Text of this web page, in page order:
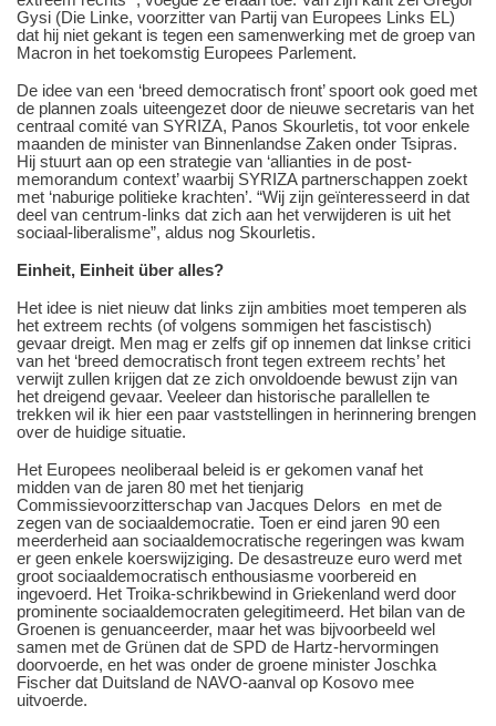
Gysi (Die Linke, voorzitter van Partij van Europees Links EL)
dat hij niet gekant is tegen een samenwerking met de groep van
Macron in het toekomstig Europees Parlement.
De idee van een ‘breed democratisch front’ spoort ook goed met
de plannen zoals uiteengezet door de nieuwe secretaris van het
centraal comité van SYRIZA, Panos Skourletis, tot voor enkele
maanden de minister van Binnenlandse Zaken onder Tsipras.
Hij stuurt aan op een strategie van ‘allianties in de post-
memorandum context’ waarbij SYRIZA partnerschappen zoekt
met ‘naburige politieke krachten’. “Wij zijn geïnteresseerd in dat
deel van centrum-links dat zich aan het verwijderen is uit het
sociaal-liberalisme”, aldus nog Skourletis.
Einheit, Einheit über alles?
Het idee is niet nieuw dat links zijn ambities moet temperen als
het extreem rechts (of volgens sommigen het fascistisch)
gevaar dreigt. Men mag er zelfs gif op innemen dat linkse critici
van het ‘breed democratisch front tegen extreem rechts’ het
verwijt zullen krijgen dat ze zich onvoldoende bewust zijn van
het dreigend gevaar. Veeleer dan historische parallellen te
trekken wil ik hier een paar vaststellingen in herinnering brengen
over de huidige situatie.
Het Europees neoliberaal beleid is er gekomen vanaf het
midden van de jaren 80 met het tienjarig
Commissievoorzitterschap van Jacques Delors en met de
zegen van de sociaaldemocratie. Toen er eind jaren 90 een
meerderheid aan sociaaldemocratische regeringen was kwam
er geen enkele koerswijziging. De desastreuze euro werd met
groot sociaaldemocratisch enthousiasme voorbereid en
ingevoerd. Het Troika-schrikbewind in Griekenland werd door
prominente sociaaldemocraten gelegitimeerd. Het bilan van de
Groenen is genuanceerder, maar het was bijvoorbeeld wel
samen met de Grünen dat de SPD de Hartz-hervormingen
doorvoerde, en het was onder de groene minister Joschka
Fischer dat Duitsland de NAVO-aanval op Kosovo mee
uitvoerde.